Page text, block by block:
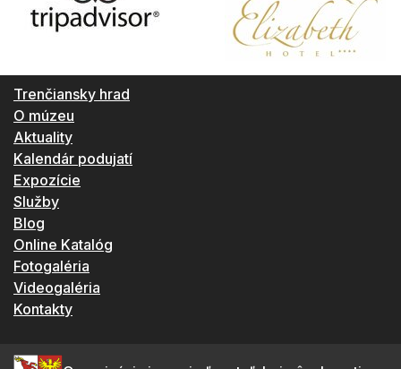
Trenčiansky hrad
O múzeu
Aktuality
Kalendár podujatí
Expozície
Služby
Blog
Online Katalóg
Fotogaléria
Videogaléria
Kontakty